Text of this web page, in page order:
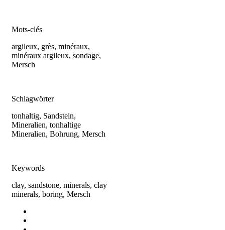
Mots-clés
argileux, grès, minéraux,
minéraux argileux, sondage,
Mersch
Schlagwörter
tonhaltig, Sandstein,
Mineralien, tonhaltige
Mineralien, Bohrung, Mersch
Keywords
clay, sandstone, minerals, clay
minerals, boring, Mersch